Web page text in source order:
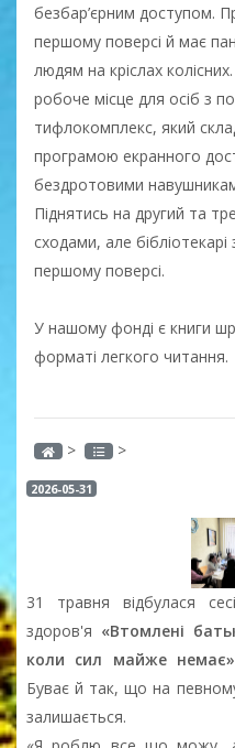
безбар’єрним доступом.
першому поверсі й має
людям на кріслах
робоче місце для осіб з
тифлокомплекс, який
програмою екранного
бездротовими
Піднятись на другий та
сходами, але
першому поверсі.
У нашому фонді є книги
форматі легкого читання.
> >
2026-05-31
31 травня відбулася
здоров'я «Втомлені
коли сил майже немає»
Буває й так, що на
залишається.